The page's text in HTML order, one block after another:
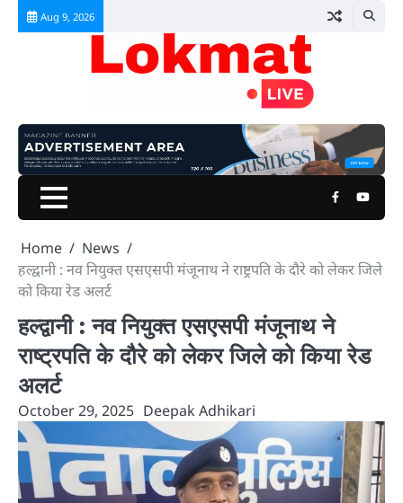
Skip
Aug 9, 2026
Facebook
Home
News
हल्द्वानी : नव नियुक्त एसएसपी मंजूनाथ ने राष्ट्रपति के दौरे को लेकर जिले
को किया रेड अलर्ट
हल्द्वानी : नव नियुक्त एसएसपी मंजूनाथ ने
राष्ट्रपति के दौरे को लेकर जिले को किया रेड
अलर्ट
October 29, 2025 Deepak Adhikari